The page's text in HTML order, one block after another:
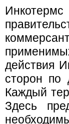
действия
сторон по
Каждый
Здесь